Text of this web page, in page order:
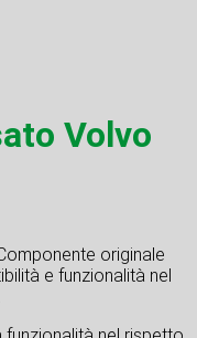
Volvo
originale
e funzionalità nel